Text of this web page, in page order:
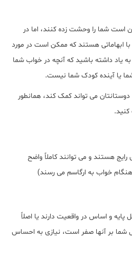
است شما را وحشت زده کنند، اما در
با ابهاماتی هستند که ممکن است در مورد
یاد داشته باشید که آنچه در خواب شما
شما یا آینده کودک شما نیست.
می تواند کمک کند، همانطور
کنید.
رایج هستند و می توانند کاملاً واضح
خواب به ارگاسم می رسند)
پایه و اساس در واقعیت دارند یا اصلاً
شما بر آنها صفر است، نیازی به احساس